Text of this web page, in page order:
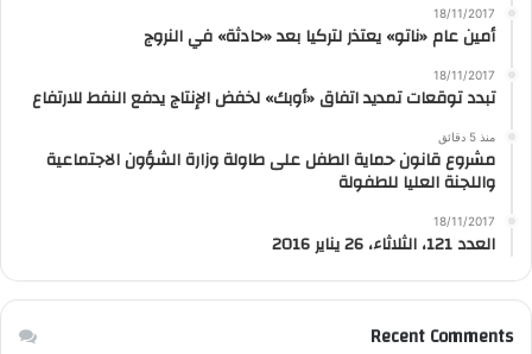
18/11/2017
أمين عام «ناتو» يعتذر لتركيا بعد «حادثة» في النروج
18/11/2017
تبدد توقعات تمديد اتفاق «أوبك» لخفض الإنتاج يدفع النفط للارتفاع
منذ 5 دقائق
مشروع قانون حماية الطفل على طاولة وزارة الشؤون الاجتماعية
واللجنة العليا للطفولة
18/11/2017
العدد 121، الثلاثاء، 26 يناير 2016
Recent Comments